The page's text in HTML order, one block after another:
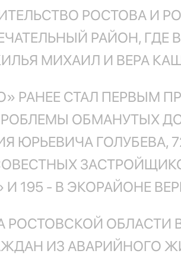
РОСТОВА И
РАЙОН, ГДЕ
МИХАИЛ И ВЕРА
РАНЕЕ СТАЛ ПЕРВЫМ
ОБМАНУТЫХ
ЮРЬЕВИЧА ГОЛУБЕВА,
195 - В ЭКОРАЙОНЕ
РОСТОВСКОЙ ОБЛАСТИ
ИЗ АВАРИЙНОГО